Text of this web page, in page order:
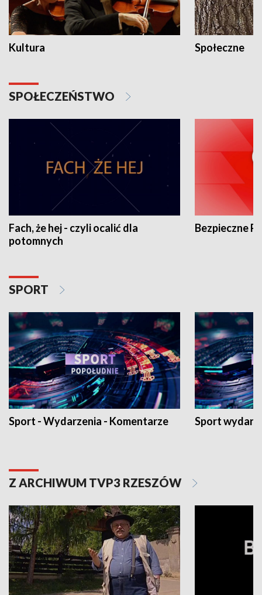
Kultura Społeczne
SPOŁECZEŃSTWO
Fach, że hej - czyli ocalić dla
potomnych
Bezpieczne
SPORT
Sport - Wydarzenia - Komentarze Sport
Z ARCHIWUM TVP3 RZESZÓW